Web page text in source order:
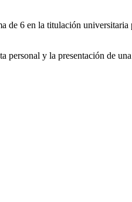
de 6 en la titulación
y la presentación de